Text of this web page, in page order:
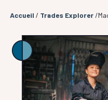
Accueil / Trades Explorer/